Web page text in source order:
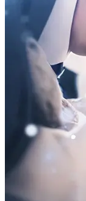
Jangan Goda
71 Episodes
Fandy si kurir, tak
setelah diancam.
masalah pun
didorong oleh
Hingga akhirnya
mendapatkan hati si
Panglima Perang